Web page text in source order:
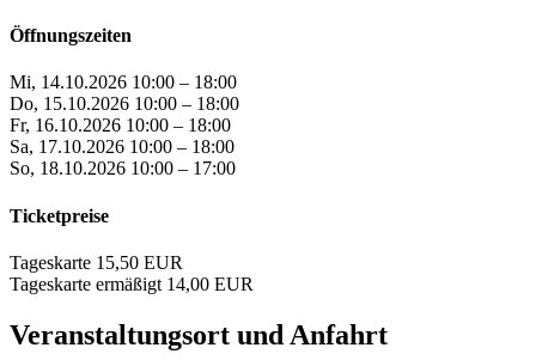
Öffnungszeiten
Mi, 14.10.2026 10:00 – 18:00
Do, 15.10.2026 10:00 – 18:00
Fr, 16.10.2026 10:00 – 18:00
Sa, 17.10.2026 10:00 – 18:00
So, 18.10.2026 10:00 – 17:00
Ticketpreise
Tageskarte 15,50 EUR
Tageskarte ermäßigt 14,00 EUR
Veranstaltungsort und Anfahrt